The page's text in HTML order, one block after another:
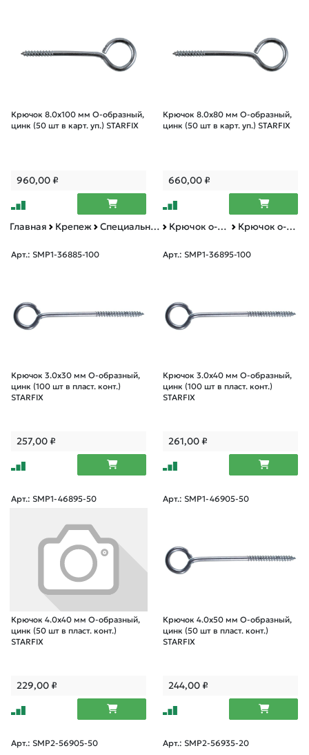
Крючок 8.0х100 мм О-образный,
цинк (50 шт в карт. уп.) STARFIX
960,00₽
Крючок 8.0х80 мм О-образный,
цинк (50 шт в карт. уп.) STARFIX
660,00₽
Главная Крепеж Специальный крепеж Крючок о-образный Крючок о-образный пластиковый контейнер
Арт.: SMP1-36885-100
Крючок 3.0х30 мм О-образный,
цинк (100 шт в пласт. конт.)
STARFIX
257,00₽
Арт.: SMP1-36895-100
Крючок 3.0х40 мм О-образный,
цинк (100 шт в пласт. конт.)
STARFIX
261,00₽
Арт.: SMP1-46895-50
Крючок 4.0х40 мм О-образный,
цинк (50 шт в пласт. конт.)
STARFIX
229,00₽
Арт.: SMP1-46905-50
Крючок 4.0х50 мм О-образный,
цинк (50 шт в пласт. конт.)
STARFIX
244,00₽
Арт.: SMP2-56905-50 Арт.: SMP2-56935-20